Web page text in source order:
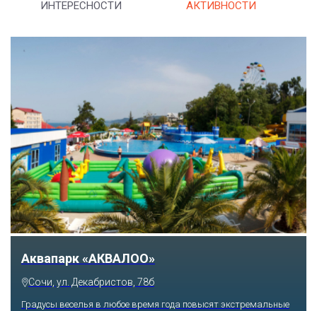
ИНТЕРЕСНОСТИ АКТИВНОСТИ
Аквапарк «АКВАЛОО»
Сочи, ул. Декабристов, 78б
Градусы веселья в любое время года повысят экстремальные